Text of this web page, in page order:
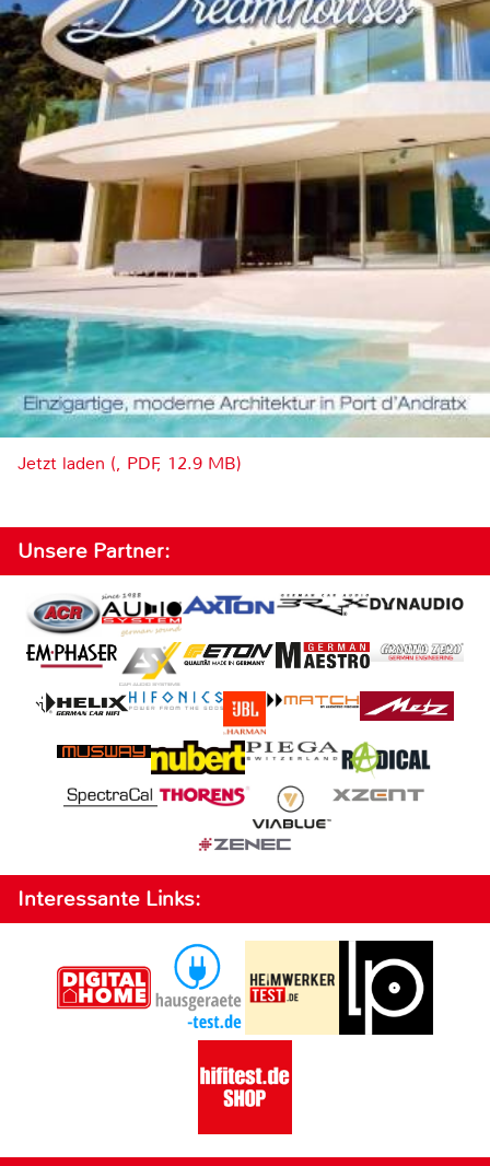
Jetzt laden (, PDF, 12.9 MB)
Unsere Partner:
Interessante Links: